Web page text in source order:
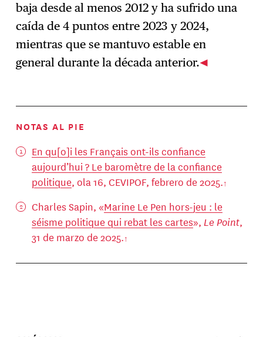
baja desde al menos 2012 y ha sufrido una
caída de 4 puntos entre 2023 y 2024,
mientras que se mantuvo estable en
general durante la década anterior.
NOTAS AL PIE
En qu[o]i les Français ont-ils confiance
aujourd’hui ? Le baromètre de la confiance
politique, ola 16, CEVIPOF, febrero de 2025.
Charles Sapin, «Marine Le Pen hors-jeu : le
séisme politique qui rebat les cartes», Le Point,
31 de marzo de 2025.